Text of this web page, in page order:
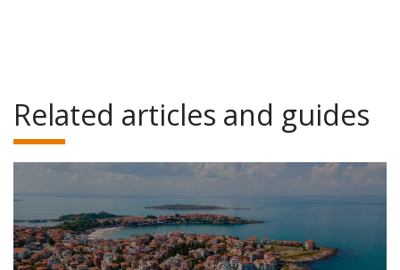
Related articles and guides